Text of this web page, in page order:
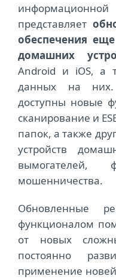
представляет
обеспечения
домашних
Android и iOS, а
данных на них.
доступны новые
сканирование и
папок, а также
устройств
мошенничества.
Обновленные
функционалом
от новых
постоянно
применение